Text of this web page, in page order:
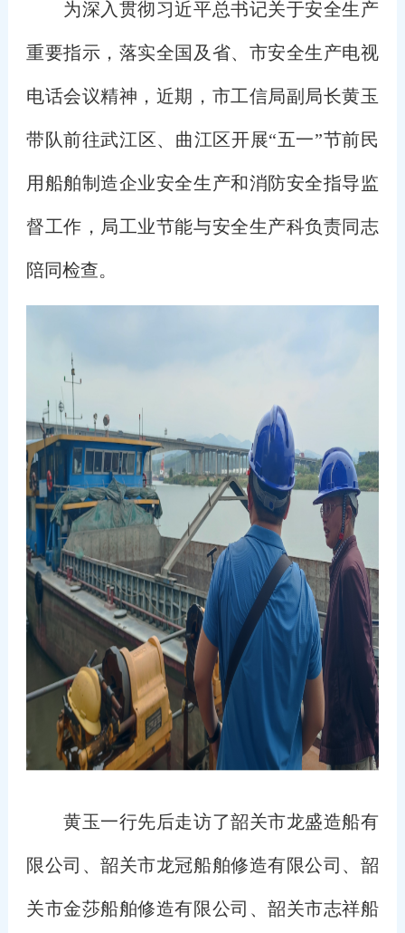
为深入贯彻习近平总书记关于安全生产
重要指示，落实全国及省、市安全生产电视
电话会议精神，近期，市工信局副局长黄玉
带队前往武江区、曲江区开展“五一”节前民
用船舶制造企业安全生产和消防安全指导监
督工作，局工业节能与安全生产科负责同志
陪同检查。
黄玉一行先后走访了韶关市龙盛造船有
限公司、韶关市龙冠船舶修造有限公司、韶
关市金莎船舶修造有限公司、韶关市志祥船